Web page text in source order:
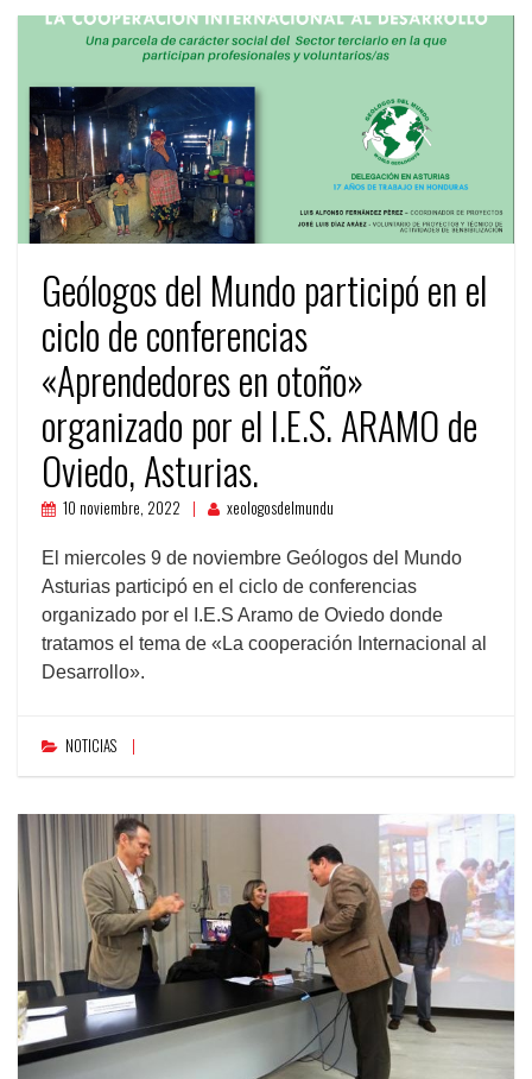
Geólogos del Mundo participó en el
ciclo de conferencias
«Aprendedores en otoño»
organizado por el I.E.S. ARAMO de
Oviedo, Asturias.
10 noviembre, 2022 xeologosdelmundu
El miercoles 9 de noviembre Geólogos del Mundo
Asturias participó en el ciclo de conferencias
organizado por el I.E.S Aramo de Oviedo donde
tratamos el tema de «La cooperación Internacional al
Desarrollo».
NOTICIAS